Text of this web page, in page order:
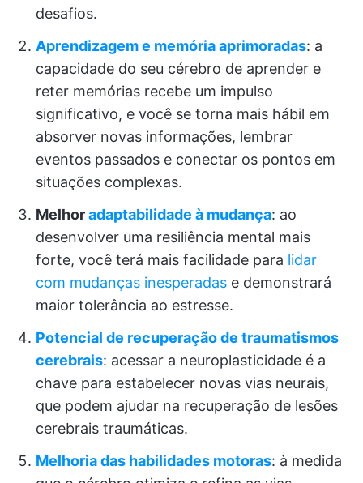
desafios.
Aprendizagem e memória aprimoradas: a
capacidade do seu cérebro de aprender e
reter memórias recebe um impulso
significativo, e você se torna mais hábil em
absorver novas informações, lembrar
eventos passados e conectar os pontos em
situações complexas.
Melhoradaptabilidade à mudança: ao
desenvolver uma resiliência mental mais
forte, você terá mais facilidade para lidar
com mudanças inesperadas e demonstrará
maior tolerância ao estresse.
Potencial de recuperação de traumatismos
cerebrais: acessar a neuroplasticidade é a
chave para estabelecer novas vias neurais,
que podem ajudar na recuperação de lesões
cerebrais traumáticas.
Melhoria das habilidades motoras: à medida